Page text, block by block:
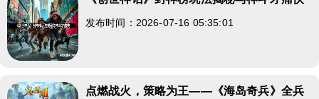
发布时间：2026-07-16 05:35:01
点燃战火，策略为王——《海岛奇兵》全兵